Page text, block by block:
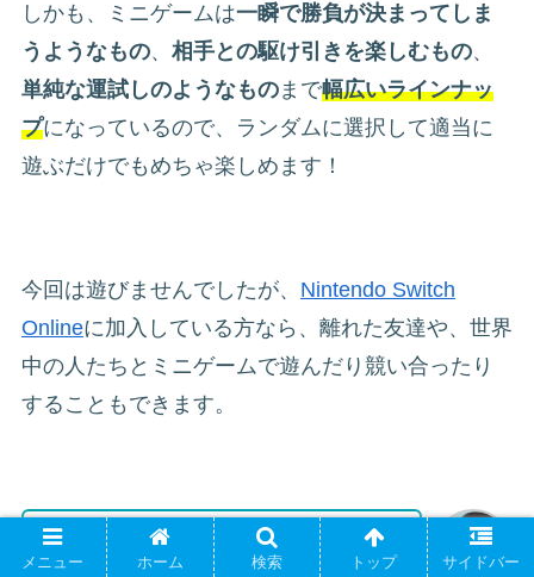
しかも、ミニゲームは一瞬で勝負が決まってしま
うようなもの、 相手との駆け引きを楽しむもの、
単純な運試しのようなものまで幅広いラインナッ
プになっているので、ランダムに選択して適当に
遊ぶだけでもめちゃ楽しめます！
今回は遊びませんでしたが、 Nintendo Switch
Onlineに加入している方なら、離れた友達や、世界
中の人たちとミニゲームで遊んだり競い合ったり
することもできます。
ひとりひとりが競うものばかりじゃな
メニュー ホーム 検索 トップ サイドバー